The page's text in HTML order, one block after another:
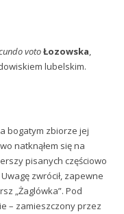
votoŁozowska,
lubelskim.
bogatym zbiorze jej
natknąłem się na
pisanych częściowo
zwrócił, zapewne
„Żaglówka”. Pod
– zamieszczony przez